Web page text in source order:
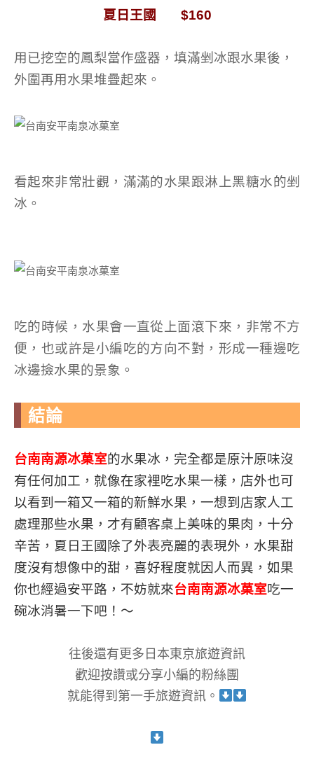
夏日王國 $160
用已挖空的鳳梨當作盛器，填滿剉冰跟水果後，
外圍再用水果堆疊起來。
看起來非常壯觀，滿滿的水果跟淋上黑糖水的剉
冰。
吃的時候，水果會一直從上面滾下來，非常不方
便，也或許是小編吃的方向不對，形成一種邊吃
冰邊撿水果的景象。
結論
台南南源冰菓室的水果冰，完全都是原汁原味沒
有任何加工，就像在家裡吃水果一樣，店外也可
以看到一箱又一箱的新鮮水果，一想到店家人工
處理那些水果，才有顧客桌上美味的果肉，十分
辛苦，夏日王國除了外表亮麗的表現外，水果甜
度沒有想像中的甜，喜好程度就因人而異，如果
你也經過安平路，不妨就來台南南源冰菓室吃一
碗冰消暑一下吧！～
往後還有更多日本東京旅遊資訊
歡迎按讚或分享小編的粉絲團
就能得到第一手旅遊資訊。